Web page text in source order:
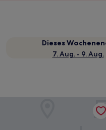
Dieses
7. Aug. - 9. Aug.
Hotel